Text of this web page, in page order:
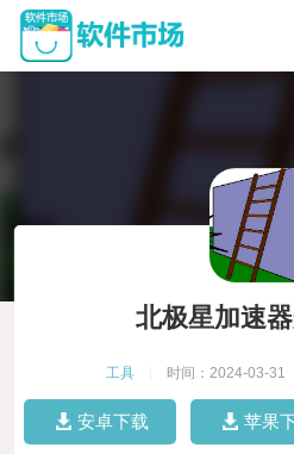
北极星加速
工具 时间：2024-03-31
安卓下载 苹果